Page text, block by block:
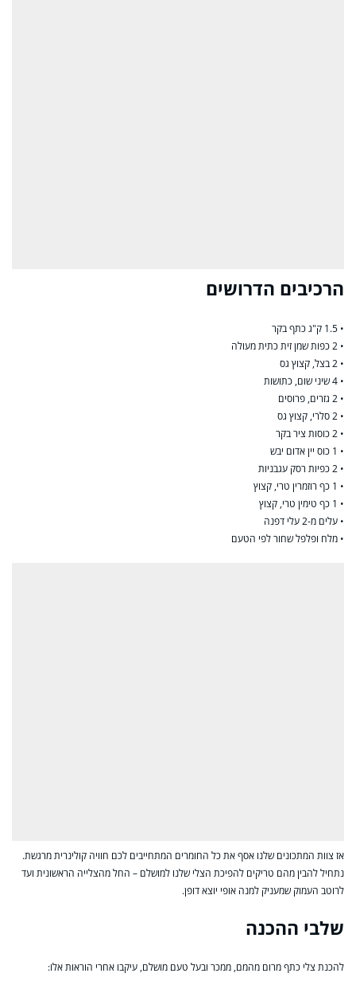
הרכיבים הדרושים
• 1.5 ק"ג כתף בקר
• 2 כפות שמן זית כתית מעולה
• 2 בצל, קצוץ גס
• 4 שיני שום, כתושות
• 2 גזרים, פרוסים
• 2 סלרי, קצוץ גס
• 2 כוסות ציר בקר
• 1 כוס יין אדום יבש
• 2 כפיות רסק עגבניות
• 1 כף רוזמרין טרי, קצוץ
• 1 כף טימין טרי, קצוץ
• עלים מ-2 עלי דפנה
• מלח ופלפל שחור לפי הטעם
אז צוות המתכונים שלנו אסף את כל החומרים המתחייבים לכם חוויה קולינרית מרגשת.
נתחיל להבין מהם טריקים להפיכת הצלי שלנו למושלם – החל מהצלייה הראשונית ועד
לרוטב העמוק שמעניק למנה אופי יוצא דופן.
שלבי ההכנה
להכנת צלי כתף מרום מהמם, ממכר ובעל טעם מושלם, עיקבו אחרי הוראות אלו: